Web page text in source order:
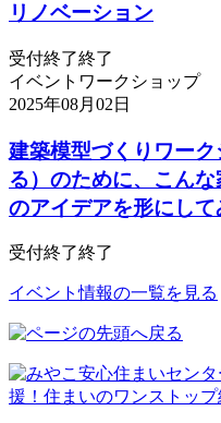
リノベーション
受付終了終了
イベント ワークショップ
2025年08月02日
建築模型づくりワー
る）のために、こん
のアイデアを形にし
受付終了終了
イベント情報の一覧を見る